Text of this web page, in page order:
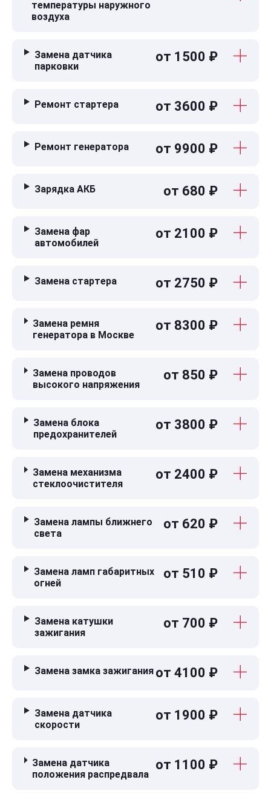
температуры наружного
воздуха
Замена датчика
парковки
от 1500 ₽
Ремонт стартера от 3600 ₽
Ремонт генератора от 9900 ₽
Зарядка АКБ от 680 ₽
Замена фар
автомобилей
от 2100 ₽
Замена стартера от 2750 ₽
Замена ремня
генератора в Москве
от 8300 ₽
Замена проводов
высокого напряжения
от 850 ₽
Замена блока
предохранителей
от 3800 ₽
Замена механизма
стеклоочистителя
от 2400 ₽
Замена лампы ближнего
света
от 620 ₽
Замена ламп габаритных
огней
от 510 ₽
Замена катушки
зажигания
от 700 ₽
Замена замка зажигания от 4100 ₽
Замена датчика
скорости
от 1900 ₽
Замена датчика
положения распредвала
от 1100 ₽